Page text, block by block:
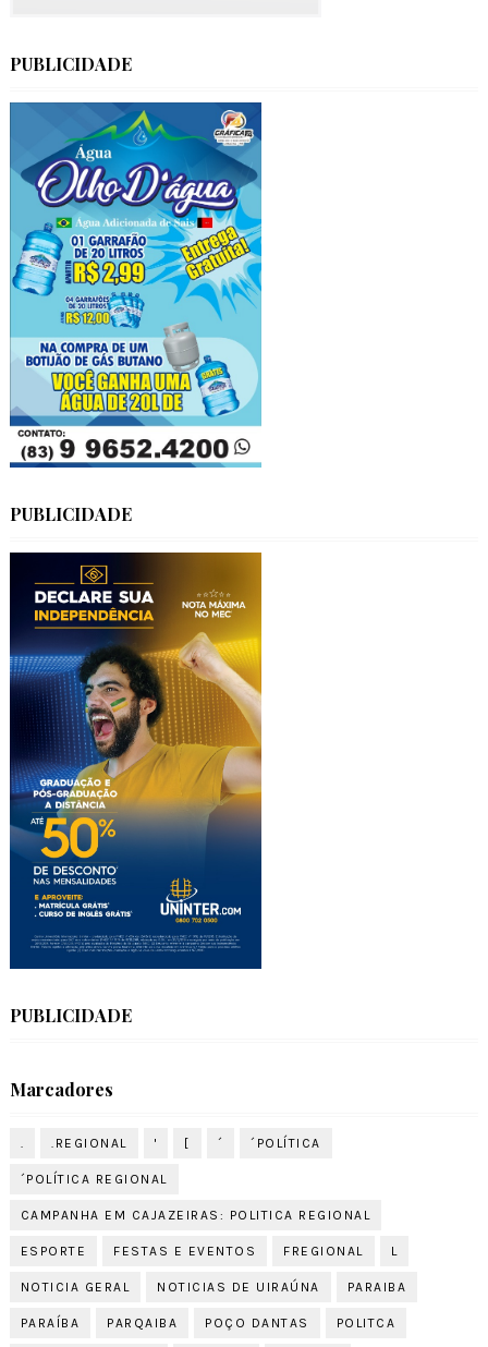
PUBLICIDADE
PUBLICIDADE
PUBLICIDADE
Marcadores
. .REGIONAL ' [ ´ ´POLÍTICA
´POLÍTICA REGIONAL
CAMPANHA EM CAJAZEIRAS: POLITICA REGIONAL
ESPORTE FESTAS E EVENTOS FREGIONAL L
NOTICIA GERAL NOTICIAS DE UIRAÚNA PARAIBA
PARAÍBA PARQAIBA POÇO DANTAS POLITCA